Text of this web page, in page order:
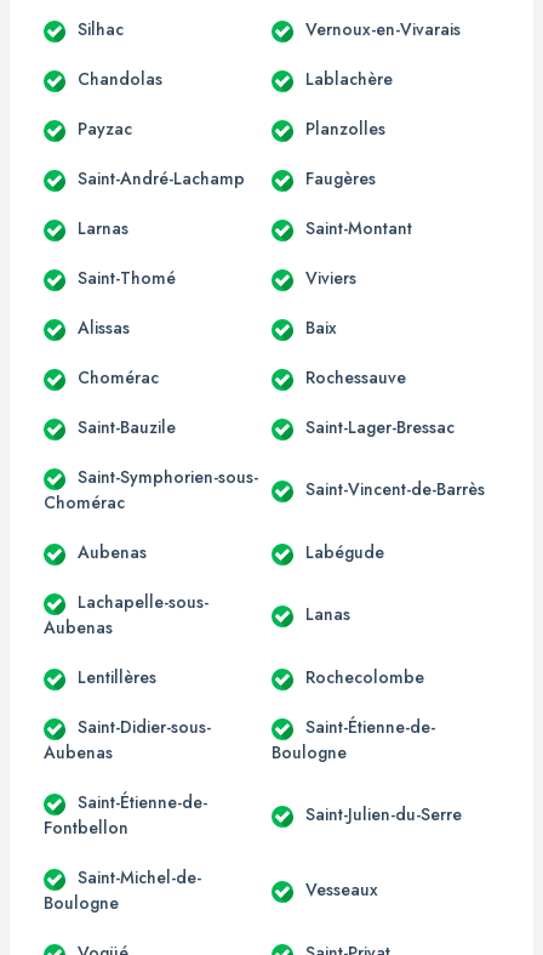
Silhac Vernoux-en-Vivarais
Chandolas Lablachère
Payzac Planzolles
Saint-André-Lachamp Faugères
Larnas Saint-Montant
Saint-Thomé Viviers
Alissas Baix
Chomérac Rochessauve
Saint-Bauzile Saint-Lager-Bressac
Saint-Symphorien-sous-
Chomérac
Saint-Vincent-de-Barrès
Aubenas Labégude
Lachapelle-sous-
Aubenas
Lanas
Lentillères Rochecolombe
Saint-Didier-sous-
Aubenas
Saint-Étienne-de-
Boulogne
Saint-Étienne-de-
Fontbellon
Saint-Julien-du-Serre
Saint-Michel-de-
Boulogne
Vesseaux